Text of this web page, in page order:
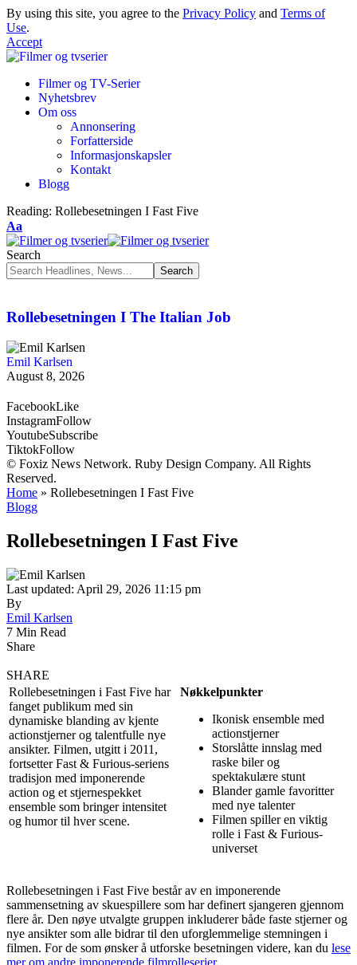
By using this site, you agree to the Privacy Policy and Terms of
Use.
Accept
Filmer og TV-Serier
Nyhetsbrev
Om oss
Annonsering
Forfatterside
Informasjonskapsler
Kontakt
Blogg
Reading: Rollebesetningen I Fast Five
Aa
Search
Rollebesetningen I The Italian Job
Emil Karlsen
August 8, 2026
FacebookLike
InstagramFollow
YoutubeSubscribe
TiktokFollow
© Foxiz News Network. Ruby Design Company. All Rights
Reserved.
Home » Rollebesetningen I Fast Five
Blogg
Rollebesetningen I Fast Five
Last updated: April 29, 2026 11:15 pm
By
Emil Karlsen
7 Min Read
Share
SHARE
Rollebesetningen i Fast Five har
fanget publikum med sin
dynamiske blanding av kjente
actionstjerner og talentfulle nye
ansikter. Filmen, utgitt i 2011,
fortsetter Fast & Furious-seriens
tradisjon med imponerende
action og et stjernespekket
ensemble som bringer intensitet
og humor til hver scene.
Nøkkelpunkter
Ikonisk ensemble med
actionstjerner
Storslåtte innslag med
raske biler og
spektakulære stunt
Blander gamle favoritter
med nye talenter
Filmen spiller en viktig
rolle i Fast & Furious-
universet
Rollebesetningen i Fast Five består av en imponerende
sammensetning av skuespillere som har definert sjangeren gjennom
flere år. Den nøye utvalgte gruppen inkluderer både faste stjerner og
nye ansikter som alle bidrar til den uforglemmelige stemningen i
filmen. For de som ønsker å utforske besetningen videre, kan du lese